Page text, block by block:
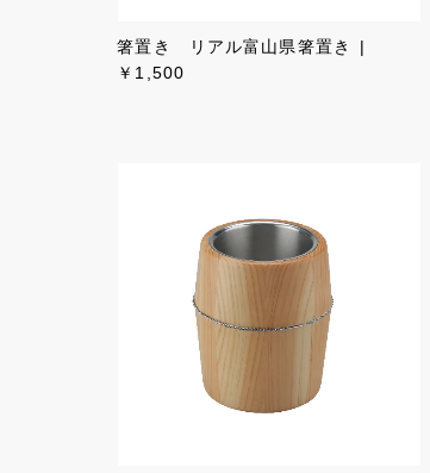
箸置き リアル富山県箸置き
￥1,500